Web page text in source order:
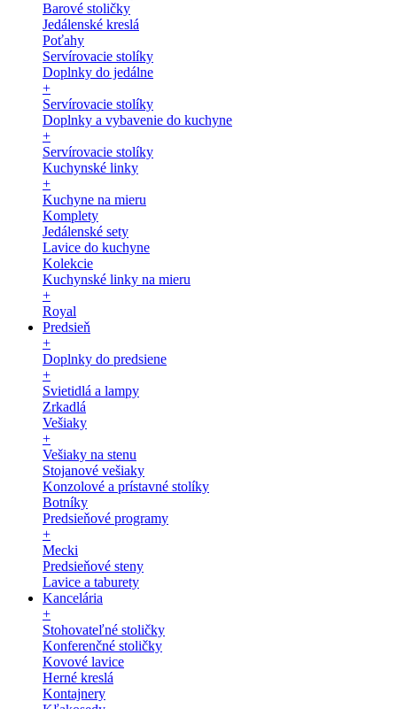
Barové stoličky
Jedálenské kreslá
Poťahy
Servírovacie stolíky
Doplnky do jedálne
+
Servírovacie stolíky
Doplnky a vybavenie do kuchyne
+
Servírovacie stolíky
Kuchynské linky
+
Kuchyne na mieru
Komplety
Jedálenské sety
Lavice do kuchyne
Kolekcie
Kuchynské linky na mieru
+
Royal
Predsieň
+
Doplnky do predsiene
+
Svietidlá a lampy
Zrkadlá
Vešiaky
+
Vešiaky na stenu
Stojanové vešiaky
Konzolové a prístavné stolíky
Botníky
Predsieňové programy
+
Mecki
Predsieňové steny
Lavice a taburety
Kancelária
+
Stohovateľné stoličky
Konferenčné stoličky
Kovové lavice
Herné kreslá
Kontajnery